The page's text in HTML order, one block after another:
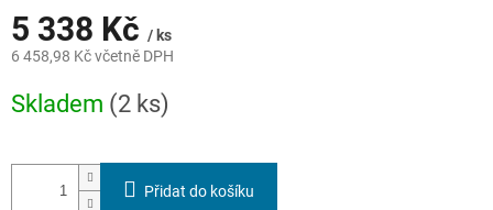
5 338 Kč / ks
6 458,98 Kč včetně DPH
cena:
Skladem (2 ks)
Přidat do košíku